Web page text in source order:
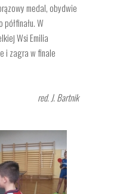
medal, obydwie
W
Wsi Emilia
i zagra w finale
red. J. Bartnik